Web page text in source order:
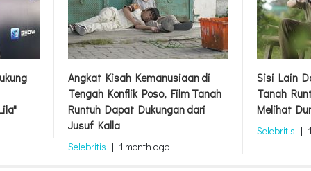
Angkat Kisah Kemanusiaan di
Tengah Konflik Poso, Film Tanah
Runtuh Dapat Dukungan dari
Jusuf Kalla
Selebritis | 1 month ago
Sisi Lain
Tanah
Melihat
Selebritis |